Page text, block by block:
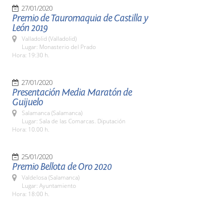
27/01/2020
Premio de Tauromaquia de Castilla y
León 2019
Valladolid (Valladolid)
Lugar: Monasterio del Prado
Hora: 19:30 h.
27/01/2020
Presentación Media Maratón de
Guijuelo
Salamanca (Salamanca)
Lugar: Sala de las Comarcas. Diputación
Hora: 10.00 h.
25/01/2020
Premio Bellota de Oro 2020
Valdelosa (Salamanca)
Lugar: Ayuntamiento
Hora: 18:00 h.